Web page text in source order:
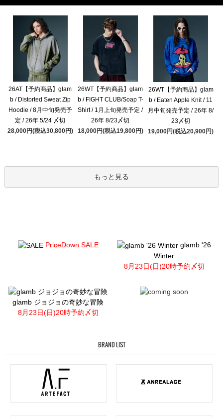
26AT【予約商品】glam
b / Distorted Sweat Zip
Hoodie / 8月中旬発売予
定 / 26年 5/24 〆切
28,000円(税込30,800円)
26WT【予約商品】glam
b / FIGHT CLUB/Soap T-
Shirt / 1月上旬発売予定 /
26年 8/23〆切
18,000円(税込19,800円)
26WT【予約商品】glam
b / Eaten Apple Knit / 11
月中旬発売予定 / 26年 8/
23〆切
19,000円(税込20,900円)
もっと見る
PriceDown SALE
glamb '26
Winter
8月23日(日)20時予約〆切
glamb ジョジョの奇妙な冒険
8月23日(日)20時予約〆切
BRAND LIST